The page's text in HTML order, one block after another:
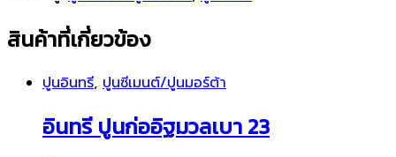
สินค้าที่เกี่ยวข้อง
ปูนอินทรี, ปูนซีเมนต์/ปูนมอร์ต้า
อินทรี ปูนก่ออิฐมวลเบา 23